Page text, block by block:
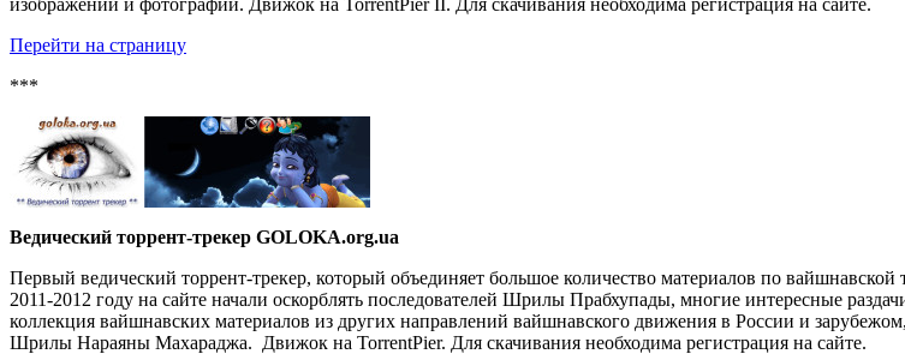
Перейти на страницу
***
Ведический торрент-трекер GOLOKA.org.ua
Первый ведический торрент-трекер, который объединяет большое количество материалов по
2011-2012 году на сайте начали оскорблять последователей Шрилы Прабхупады, многие интересные
коллекция вайшнавских материалов из других направлений вайшнавского движения в России и
Шрилы Нараяны Махараджа. Движок на TorrentPier. Для скачивания необходима регистрация на сайте.